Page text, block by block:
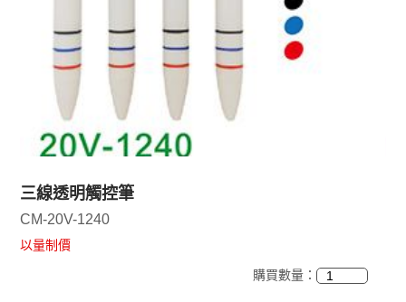
三線透明觸控筆
CM-20V-1240
以量制價
購買數量：